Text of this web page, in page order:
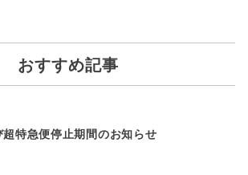
おすすめ記事
特急便停止期間のお知らせ